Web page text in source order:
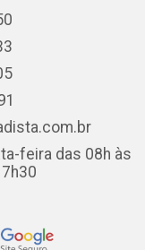
feira das 08h às